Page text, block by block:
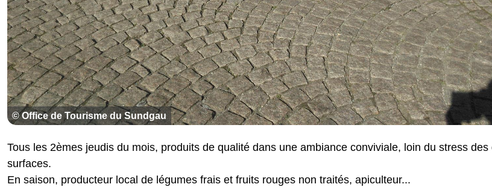
© Office de Tourisme du Sundgau
Tous les 2èmes jeudis du mois, produits de qualité dans une ambiance conviviale, loin du stress des
surfaces.
En saison, producteur local de légumes frais et fruits rouges non traités, apiculteur...